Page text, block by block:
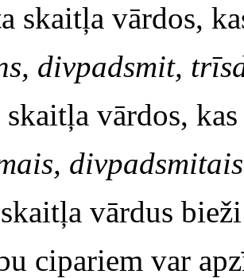
skaitļa vārdos,
divpadsmit,
skaitļa vārdos,
vārdus
cipariem var